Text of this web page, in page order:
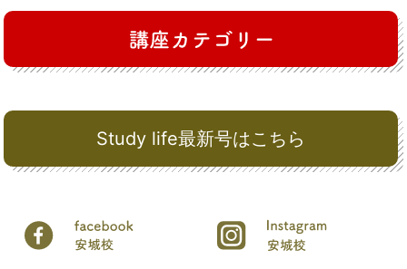
Study life最新号はこちら